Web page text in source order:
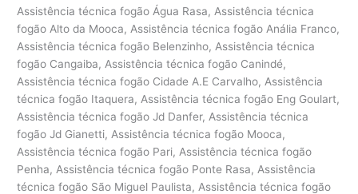
Assistência técnica fogão Água Rasa, Assistência técnica
fogão Alto da Mooca, Assistência técnica fogão Anália Franco,
Assistência técnica fogão Belenzinho, Assistência técnica
fogão Cangaiba, Assistência técnica fogão Canindé,
Assistência técnica fogão Cidade A.E Carvalho, Assistência
técnica fogão Itaquera, Assistência técnica fogão Eng Goulart,
Assistência técnica fogão Jd Danfer, Assistência técnica
fogão Jd Gianetti, Assistência técnica fogão Mooca,
Assistência técnica fogão Pari, Assistência técnica fogão
Penha, Assistência técnica fogão Ponte Rasa, Assistência
técnica fogão São Miguel Paulista, Assistência técnica fogão